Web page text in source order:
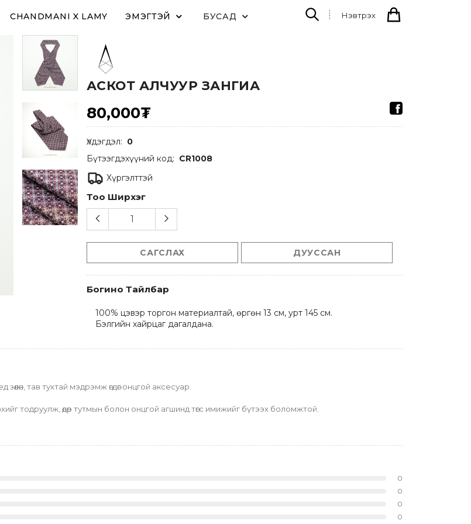
CHANDMANI X LAMY ЭМЭГТЭЙ БУСАД Нэвтрэх
АСКОТ АЛЧУУР ЗАНГИА
80,000₮
Үлдэгдэл: 0
Бүтээгдэхүүний код: CR1008
Хүргэлттэй
Тоо Ширхэг
САГСЛАХ ДУУССАН
Богино Тайлбар
100% цэвэр торгон материалтай, өргөн 13 см, урт 145 см.
Бэлгийн хайрцаг дагалдана.
тав тухтай мэдрэмж өгдөг онцгой аксесуар.
тодруулж, өдөр тутмын болон онцгой агшинд төгс имижийг бүтээх боломжтой.
0
0
0
0